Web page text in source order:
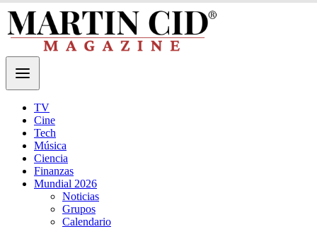
TV
Cine
Tech
Música
Ciencia
Finanzas
Mundial 2026
Noticias
Grupos
Calendario